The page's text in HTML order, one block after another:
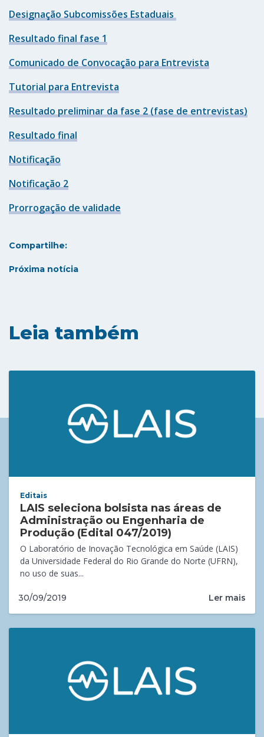
Designação Subcomissões Estaduais
Resultado final fase 1
Comunicado de Convocação para Entrevista
Tutorial para Entrevista
Resultado preliminar da fase 2 (fase de entrevistas)
Resultado final
Notificação
Notificação 2
Prorrogação de validade
Compartilhe:
Próxima notícia
Leia também
Editais
LAIS seleciona bolsista nas áreas de
Administração ou Engenharia de
Produção (Edital 047/2019)
O Laboratório de Inovação Tecnológica em Saúde (LAIS)
da Universidade Federal do Rio Grande do Norte (UFRN),
no uso de suas...
30/09/2019 Ler mais